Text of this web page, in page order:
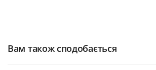
Вам також сподобається